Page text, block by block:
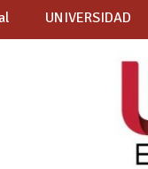
UNIVERSIDAD